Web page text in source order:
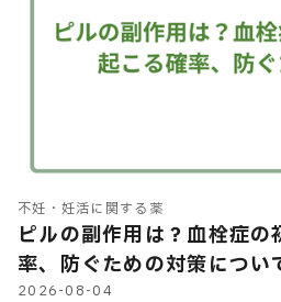
不妊・妊活に関する薬
ピルの副作用は？血栓症
率、防ぐための対策につい
2026-08-04